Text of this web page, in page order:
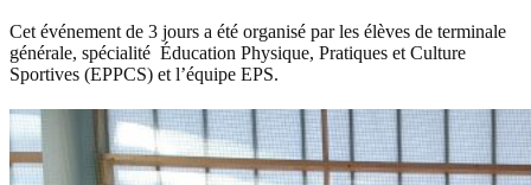
Cet événement de 3 jours a été organisé par les élèves de terminale
générale, spécialité Éducation Physique, Pratiques et Culture
Sportives (EPPCS) et l’équipe EPS.